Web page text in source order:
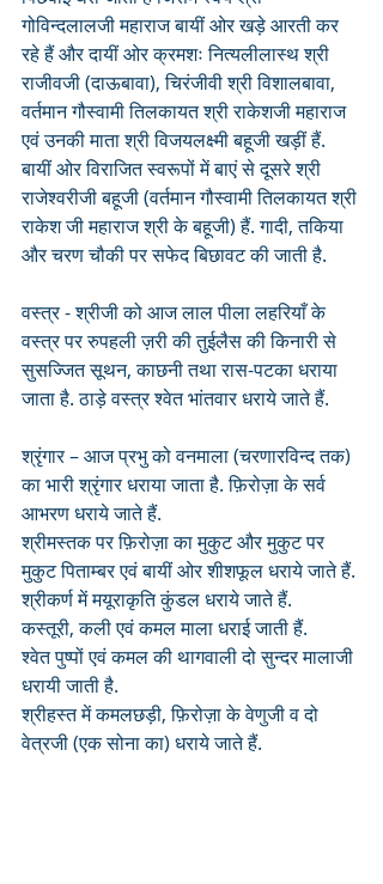
गोविन्दलालजी महाराज बायीं ओर खड़े आरती कर
रहे हैं और दायीं ओर क्रमशः नित्यलीलास्थ श्री
राजीवजी (दाऊबावा), चिरंजीवी श्री विशालबावा,
वर्तमान गौस्वामी तिलकायत श्री राकेशजी महाराज
एवं उनकी माता श्री विजयलक्ष्मी बहूजी खड़ीं हैं.
बायीं ओर विराजित स्वरूपों में बाएं से दूसरे श्री
राजेश्वरीजी बहूजी (वर्तमान गौस्वामी तिलकायत श्री
राकेश जी महाराज श्री के बहूजी) हैं. गादी, तकिया
और चरण चौकी पर सफेद बिछावट की जाती है.
वस्त्र - श्रीजी को आज लाल पीला लहरियाँ के
वस्त्र पर रुपहली ज़री की तुईलैस की किनारी से
सुसज्जित सूथन, काछनी तथा रास-पटका धराया
जाता है. ठाड़े वस्त्र श्वेत भांतवार धराये जाते हैं.
श्रृंगार – आज प्रभु को वनमाला (चरणारविन्द तक)
का भारी श्रृंगार धराया जाता है. फ़िरोज़ा के सर्व
आभरण धराये जाते हैं.
श्रीमस्तक पर फ़िरोज़ा का मुकुट और मुकुट पर
मुकुट पिताम्बर एवं बायीं ओर शीशफूल धराये जाते हैं.
श्रीकर्ण में मयूराकृति कुंडल धराये जाते हैं.
कस्तूरी, कली एवं कमल माला धराई जाती हैं.
श्वेत पुष्पों एवं कमल की थागवाली दो सुन्दर मालाजी
धरायी जाती है.
श्रीहस्त में कमलछड़ी, फ़िरोज़ा के वेणुजी व दो
वेत्रजी (एक सोना का) धराये जाते हैं.